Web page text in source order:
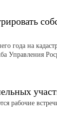
года на
Управления
рабочие